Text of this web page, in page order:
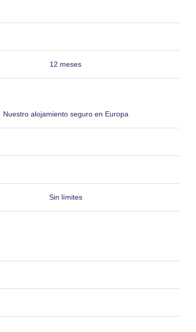
12 meses
Nuestro alojamiento seguro en Europa
Sin límites